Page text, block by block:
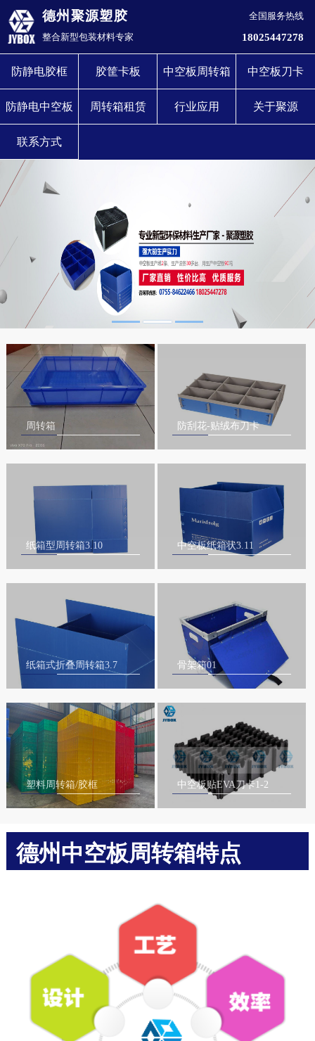
德州聚源塑胶
整合新型包装材料专家
全国服务热线
18025447278
防静电胶框 胶筐卡板 中空板周转箱 中空板刀卡
防静电中空板 周转箱租赁 行业应用 关于聚源
联系方式
周转箱 防刮花-贴绒布刀卡
纸箱型周转箱3.10 中空板纸箱状3.11
纸箱式折叠周转箱3.7 骨架箱01
塑料周转箱/胶框 中空板贴EVA刀卡1-2
德州中空板周转箱特点